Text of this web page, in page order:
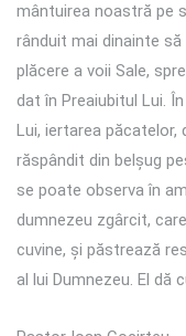
mântuirea noastră pe
rânduit mai dinainte
plăcere a voii Sale,
dat în Preaiubitul Lui.
Lui, iertarea păcatelor,
răspândit din belșug
se poate observa în
dumnezeu zgârcit,
cuvine, și păstrează
al lui Dumnezeu. El dă